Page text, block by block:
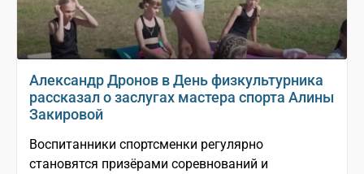
Александр Дронов в День физкультурника
рассказал о заслугах мастера спорта Алины
Закировой
Воспитанники спортсменки регулярно
становятся призёрами соревнований и